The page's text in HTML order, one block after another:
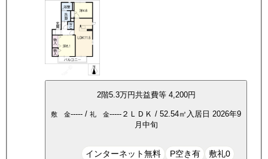
2階5.3万円共益費等 4,200円
敷 金----- / 礼 金----- ２ＬＤＫ / 52.54㎡ 入居日 2026年9
月中旬
インターネット無料 P空き有 敷礼0